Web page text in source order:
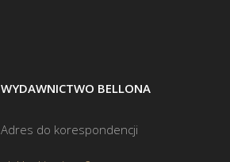
WYDAWNICTWO BELLONA
Adres do korespondencji